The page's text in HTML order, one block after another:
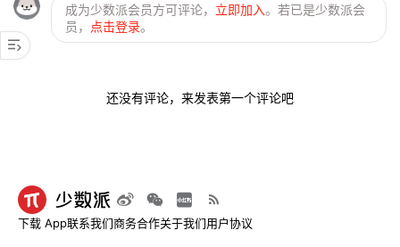
成为少数派会员方可评论， 立即加入。若已是少数派会
员，
点击登录。
还没有评论，来发表第一个评论吧
下载 App联系我们商务合作关于我们用户协议